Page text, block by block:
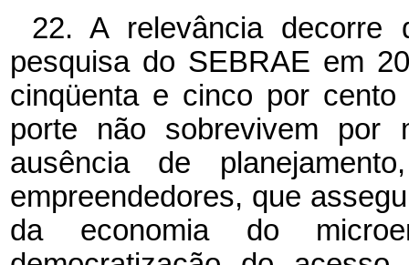
22. A relevância decorre
pesquisa do SEBRAE em
cinqüenta e cinco por cento
porte não sobrevivem
ausência de
empreendedores, que
da economia do